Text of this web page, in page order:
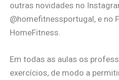
outras novidades no
@homefitnessportugal, e no
HomeFitness.
Em todas as aulas os
exercícios, de modo a